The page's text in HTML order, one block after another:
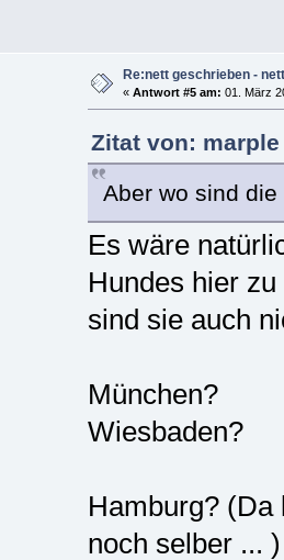
Re:nett geschrieben -
« Antwort #5 am: 01. März
Zitat von: marple
Aber wo sind
Es wäre
Hundes hier
sind sie auch
München?
Wiesbaden?
Hamburg?
noch selber ... )